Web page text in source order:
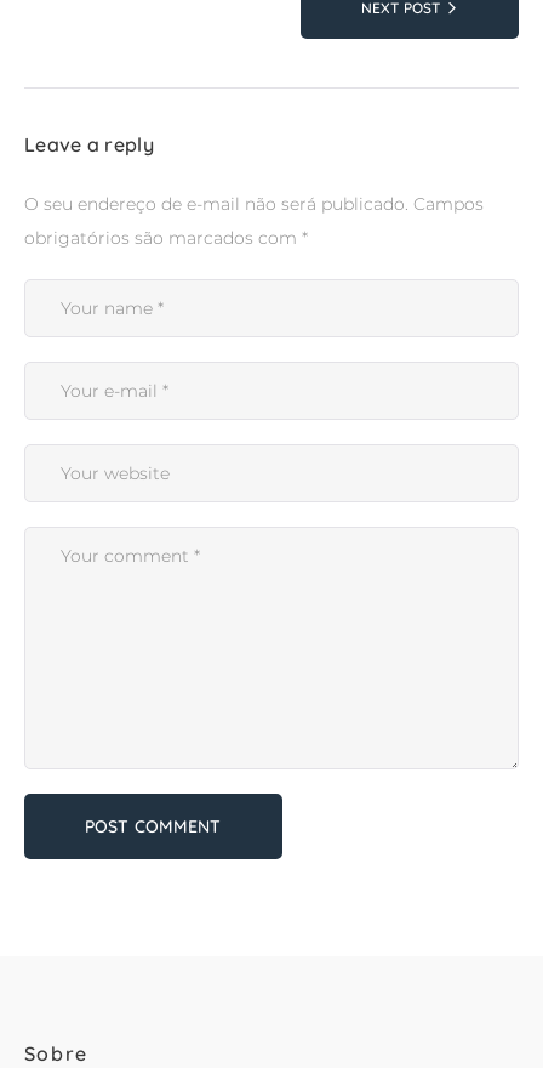
NEXT POST
Leave a reply
O seu endereço de e-mail não será publicado. Campos
obrigatórios são marcados com *
Sobre